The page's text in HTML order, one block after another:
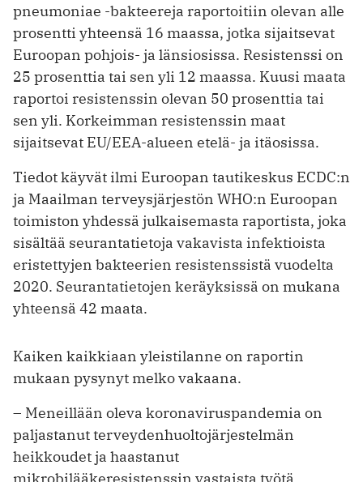
pneumoniae -bakteereja raportoitiin olevan alle
prosentti yhteensä 16 maassa, jotka sijaitsevat
Euroopan pohjois- ja länsiosissa. Resistenssi on
25 prosenttia tai sen yli 12 maassa. Kuusi maata
raportoi resistenssin olevan 50 prosenttia tai
sen yli. Korkeimman resistenssin maat
sijaitsevat EU/EEA-alueen etelä- ja itäosissa.
Tiedot käyvät ilmi Euroopan tautikeskus ECDC:n
ja Maailman terveysjärjestön WHO:n Euroopan
toimiston yhdessä julkaisemasta raportista, joka
sisältää seurantatietoja vakavista infektioista
eristettyjen bakteerien resistenssistä vuodelta
2020. Seurantatietojen keräyksissä on mukana
yhteensä 42 maata.
Kaiken kaikkiaan yleistilanne on raportin
mukaan pysynyt melko vakaana.
– Meneillään oleva koronaviruspandemia on
paljastanut terveydenhuoltojärjestelmän
heikkoudet ja haastanut